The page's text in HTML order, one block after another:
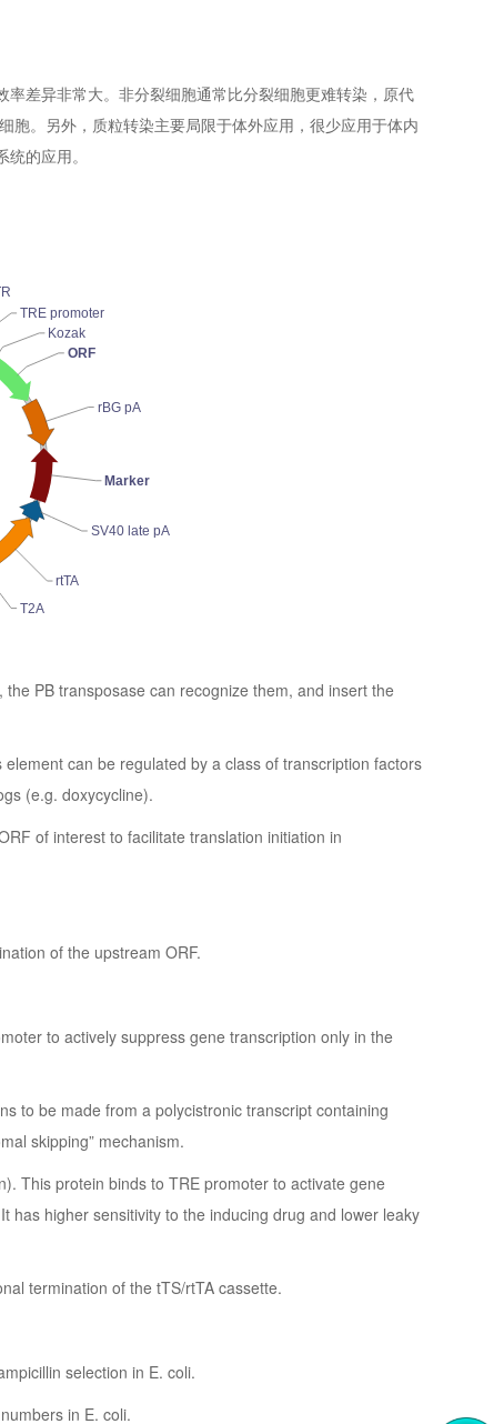
差异非常大。非分裂细胞通常比分裂细胞更难转染，原代
胞。另外，质粒转染主要局限于体外应用，很少应用于体内
的应用。
TRE promoter
Kozak
ORF
rBG pA
Marker
SV40 late pA
rtTA
T2A
PB transposase can recognize them, and insert the
can be regulated by a class of transcription factors
(e.g. doxycycline).
of interest to facilitate translation initiation in
of the upstream ORF.
to actively suppress gene transcription only in the
to be made from a polycistronic transcript containing
skipping” mechanism.
This protein binds to TRE promoter to activate gene
has higher sensitivity to the inducing drug and lower leaky
termination of the tTS/rtTA cassette.
selection in E. coli.
in E. coli.